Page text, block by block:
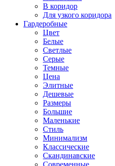
В коридор
Для узкого коридора
Гардеробные
Цвет
Белые
Светлые
Серые
Темные
Цена
Элитные
Дешевые
Размеры
Большие
Маленькие
Стиль
Минимализм
Классические
Скандинавские
Современные